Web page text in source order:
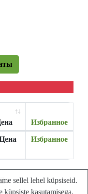
Избранное
Избранное
sellel lehel küpsiseid.
küpsiste kasutamisega.